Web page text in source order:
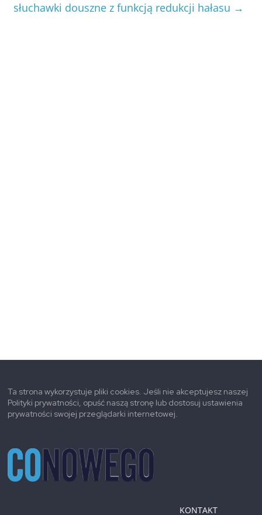
słuchawki douszne z funkcją redukcji hałasu →
Ta strona wykorzystuje pliki cookies. Jeśli nie akceptujesz naszej
Polityki prywatności, opuść naszą stronę lub dostosuj ustawienia
prywatności swojej przeglądarki internetowej.
KONTAKT